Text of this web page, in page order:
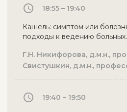
18:55 – 19:40
Кашель: симптом или
подходы к ведению больных.
Г.Н. Никифорова, д.м.н.,
Свистушкин, д.м.н.,
19:40 – 19:50